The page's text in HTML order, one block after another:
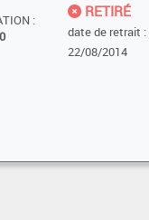
:
RETIRÉ
date de retrait :
22/08/2014